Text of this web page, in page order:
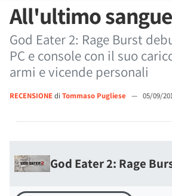
All'ultimo sangue
God Eater 2: Rage Burst
PC e console con il suo
armi e vicende personali
RECENSIONEdi Tommaso Pugliese — 05/09/
God Eater 2: Rage